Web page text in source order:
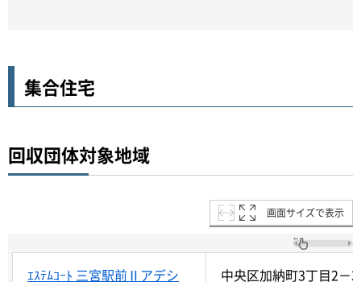
集合住宅
回収団体対象地域
画面サイズで表示
ｴｽﾃﾑｺｰﾄ 三宮駅前Ⅱアデシ
中央区加納町3丁目2